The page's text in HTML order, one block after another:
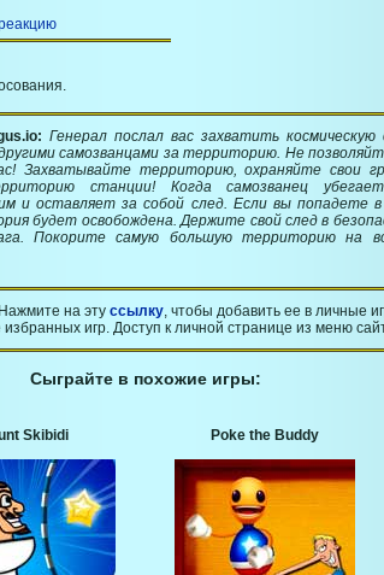
Генерал послал вас захватить
самозванцами за территорию. Не
Захватывайте территорию, охраняйте свои
станции! Когда самозванец
и оставляет за собой след. Если вы попадете
будет освобождена. Держите свой след в
Покорите самую большую территорию на
на эту ссылку, чтобы добавить ее в личные
игр. Доступ к личной странице из меню
Сыграйте в похожие игры:
Skibidi Poke the Buddy